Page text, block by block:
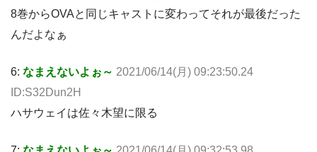
8巻からOVAと同じキャストに変わってそれが最後だった
んだよなぁ
6: なまえないよぉ～ 2021/06/14(月) 09:23:50.24
ID:S32Dun2H
ハサウェイは佐々木望に限る